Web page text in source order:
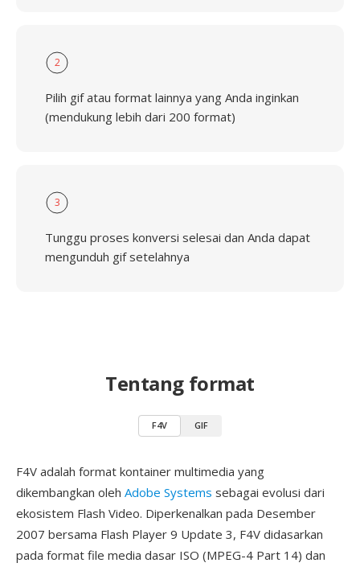
2
Pilih gif atau format lainnya yang Anda inginkan
(mendukung lebih dari 200 format)
3
Tunggu proses konversi selesai dan Anda dapat
mengunduh gif setelahnya
Tentang format
F4V GIF
F4V adalah format kontainer multimedia yang
dikembangkan oleh Adobe Systems sebagai evolusi dari
ekosistem Flash Video. Diperkenalkan pada Desember
2007 bersama Flash Player 9 Update 3, F4V didasarkan
pada format file media dasar ISO (MPEG-4 Part 14) dan